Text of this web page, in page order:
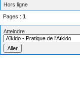
Hors ligne
Pages : 1
Atteindre